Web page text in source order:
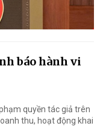
báo hành vi
quyền tác giả trên
thu, hoạt động khai